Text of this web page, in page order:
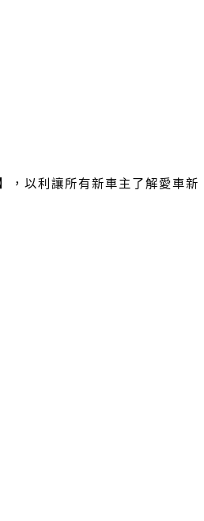
，以利讓所有新車主了解愛車新